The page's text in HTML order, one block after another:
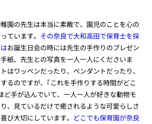
園の先生は本当に素敵で、園児のことを心の
ています。 その奈良で大和高田で保育士を採
お誕生日会の時には先生の手作りのプレゼン
紙、先生との写真を一人一人にくださいま
はワッペンだったり、ペンダントだったり、
るのですが、｢これを手作りする時間がどこ
ど手が込んでいて、一人一人が好きな動物モ
、見ているだけで癒されるような可愛らしさ
び大切にしています。 どこでも保育園が奈良